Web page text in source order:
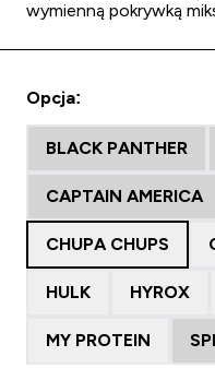
wymienną pokrywką
Opcja:
BLACK PANTHER
CAPTAIN AMERICA
CHUPA CHUPS
HULK HYROX
MY PROTEIN